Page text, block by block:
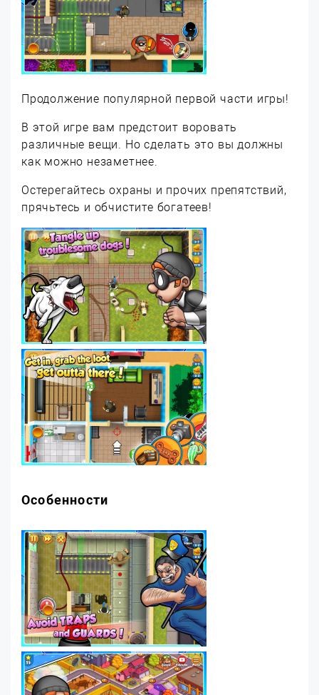
Продолжение популярной первой части игры!
В этой игре вам предстоит воровать
различные вещи. Но сделать это вы должны
как можно незаметнее.
Остерегайтесь охраны и прочих препятствий,
прячьтесь и обчистите богатеев!
Особенности